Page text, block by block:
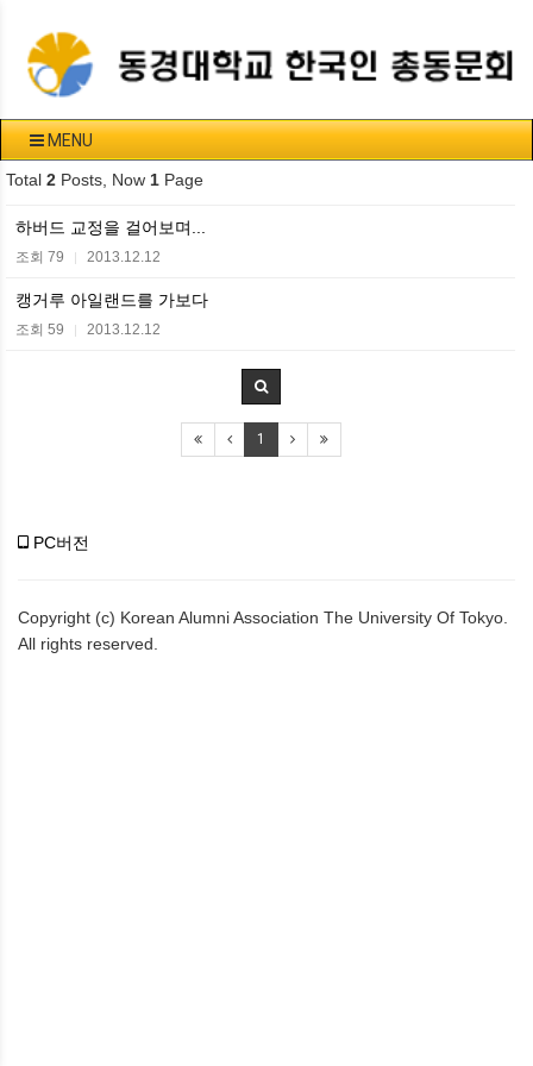
MENU
Total 2 Posts, Now 1 Page
하버드 교정을 걸어보며...
조회 79 | 2013.12.12
캥거루 아일랜드를 가보다
조회 59 | 2013.12.12
1
PC버전
Copyright (c) Korean Alumni Association The University Of Tokyo.
All rights reserved.